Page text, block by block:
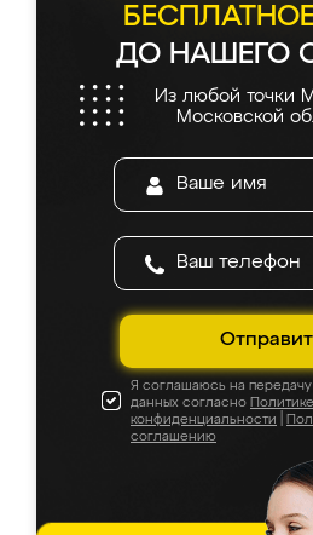
ДО НАШЕГО
Из любой точки
Московской
Я соглашаюсь на
данных согласно Политике
конфиденциальности
соглашению